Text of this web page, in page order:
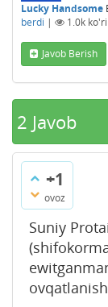
Lucky Handsome
berdi | 1.0k
Javob Berish
2 Javob
+1
ovoz
Suniy